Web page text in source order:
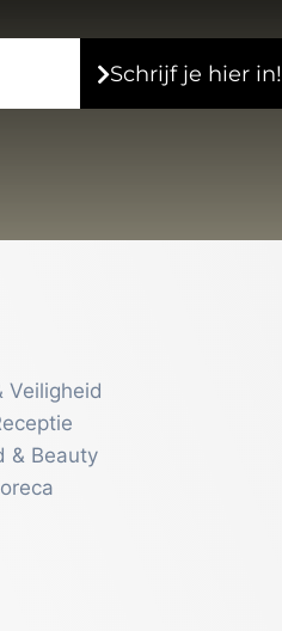
Schrijf je hier in!
Veiligheid
& Beauty